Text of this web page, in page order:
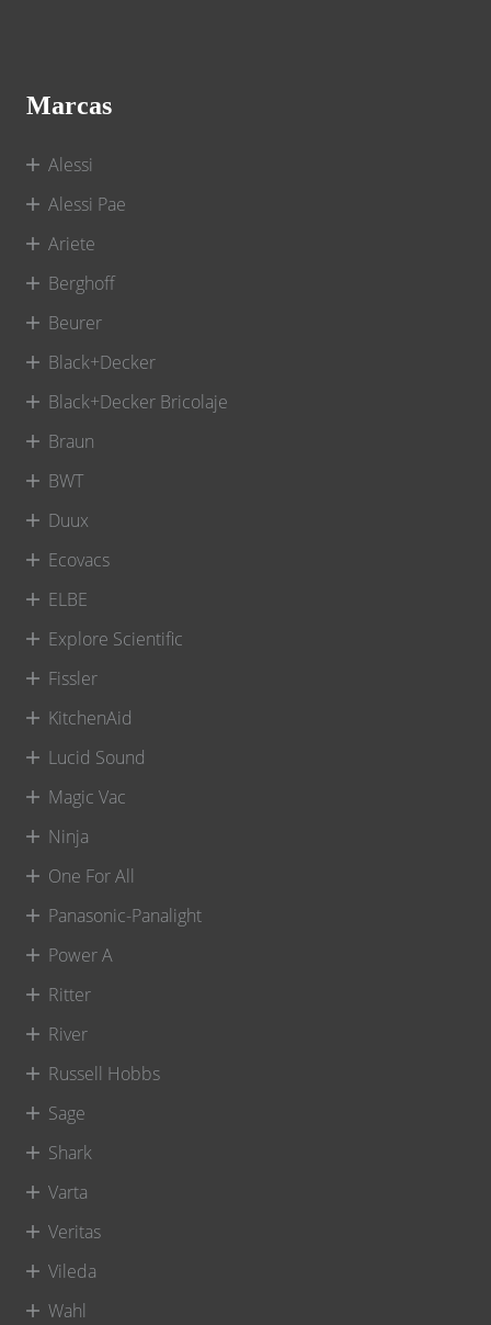
Marcas
Alessi
Alessi Pae
Ariete
Berghoff
Beurer
Black+Decker
Black+Decker Bricolaje
Braun
BWT
Duux
Ecovacs
ELBE
Explore Scientific
Fissler
KitchenAid
Lucid Sound
Magic Vac
Ninja
One For All
Panasonic-Panalight
Power A
Ritter
River
Russell Hobbs
Sage
Shark
Varta
Veritas
Vileda
Wahl